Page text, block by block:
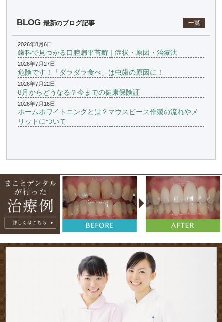
BLOG 最新のブログ記事 一覧
2026年8月6日
歯科で見つかる口腔扁平苔癬｜症状・原因・治療法
2026年7月27日
危険です！「ダラダラ食べ」は虫歯の原因に！
2026年7月22日
8月からどうなる？今までの健康保険証
2026年7月16日
ホームホワイトニングとは？マウスピース作製の流れやメ
リットについて